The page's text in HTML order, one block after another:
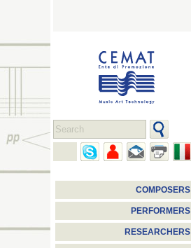
COMPOSERS
PERFORMERS
RESEARCHERS